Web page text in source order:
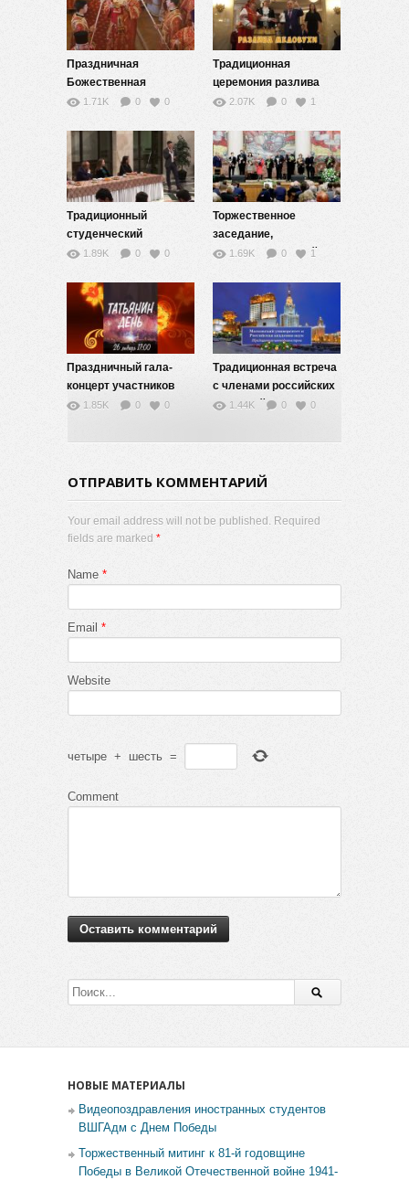
Праздничная
Божественная
литургия. 25 января
1.71K 0 0
Традиционная
церемония разлива
медовухи-2020
2.07K 0 1
Традиционный
студенческий
огонёк-2020
1.89K 0 0
Торжественное
заседание,
посвящённое 265-й
Московского
университета
1.69K 0 1
Праздничный гала-
концерт участников
фестиваля
творчества «Татьянин
1.85K 0 0
Традиционная встреча
с членами российских
академий,
2020
1.44K 0 0
ОТПРАВИТЬ КОММЕНТАРИЙ
Your email address will not be published. Required
fields are marked *
Name *
Email *
Website
четыре + шесть =
Comment
НОВЫЕ МАТЕРИАЛЫ
Видеопоздравления иностранных студентов
ВШГАдм с Днем Победы
Торжественный митинг к 81-й годовщине
Победы в Великой Отечественной войне 1941-